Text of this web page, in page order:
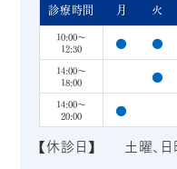
診療時間 月 火
10:00～
12:30
● ●
14:00～
18:00
●
14:00～
20:00
●
【休診日】 土曜、日